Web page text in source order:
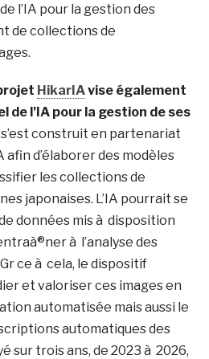
l’IA pour la gestion des
de collections de
HikarIAvise également
l’IA pour la gestion de ses
construit en partenariat
d’élaborer des modèles
les collections de
japonaises. L’IA pourrait se
données mis à disposition
à l’analyse des
ce à cela, le dispositif
et valoriser ces images en
automatisée mais aussi le
automatiques des
sur trois ans, de 2023 à 2026,